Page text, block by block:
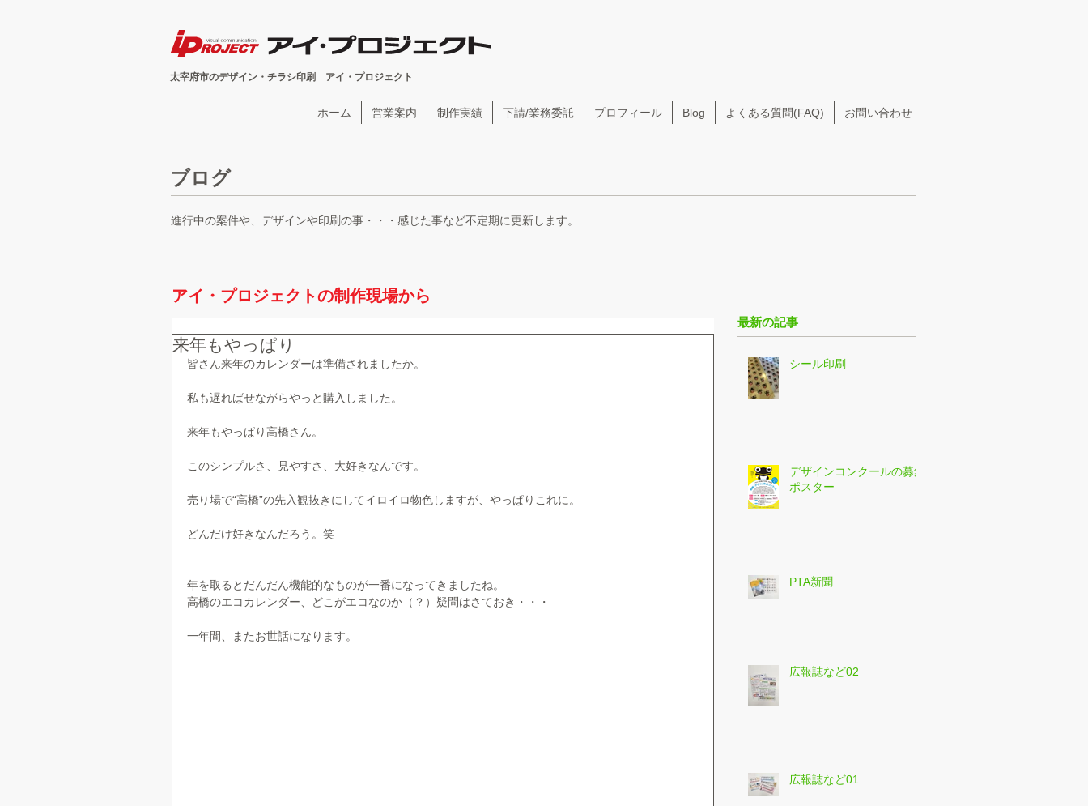
太宰府市のデザイン・チラシ印刷 アイ・プロジェクト
ホーム 営業案内 制作実績 下請/業務委託 プロフィール Blog よくある質問(FAQ) お問い合わせ
ブログ
進行中の案件や、デザインや印刷の事・・・感じた事など不定期に更新します。
アイ・プロジェクトの制作現場から
来年もやっぱり
皆さん来年のカレンダーは準備されましたか。
私も遅ればせながらやっと購入しました。
来年もやっぱり高橋さん。
このシンプルさ、見やすさ、大好きなんです。
売り場で“高橋”の先入観抜きにしてイロイロ物色しますが、やっぱりこれに。
どんだけ好きなんだろう。笑
年を取るとだんだん機能的なものが一番になってきましたね。
高橋のエコカレンダー、どこがエコなのか（？）疑問はさておき・・・
一年間、またお世話になります。
最新の記事
シール印刷
デザインコンクールの募集
ポスター
PTA新聞
広報誌など02
広報誌など01